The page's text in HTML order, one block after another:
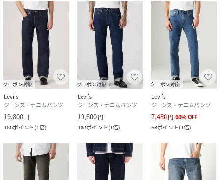
クーポン対象
Levi's
ジーンズ・デニムパンツ
19,800円
180ポイント(1倍)
クーポン対象
Levi's
ジーンズ・デニムパンツ
19,800円
180ポイント(1倍)
クーポン対象
Levi's
ジーンズ・デニムパンツ
7,480円 60%OFF
68ポイント(1倍)